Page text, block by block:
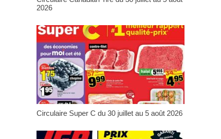
2026
Circulaire Super C du 30 juillet au 5 août 2026